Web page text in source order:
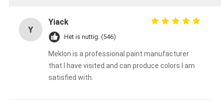
Y
Yiack
Het is nuttig. (546)
Meklon is a professional paint manufacturer
that I have visited and can produce colors I am
satisfied with.